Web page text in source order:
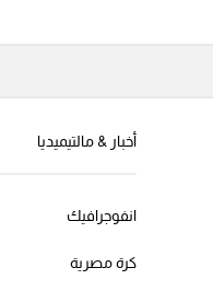
أخبار & مالتيميديا
انفوجرافيك
كرة مصرية